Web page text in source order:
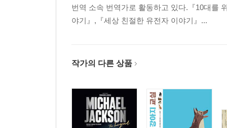
번역 소속 번역가로 활동하고 있다.『10대를
야기』,『세상 친절한 유전자 이야기』...
작가의 다른 상품